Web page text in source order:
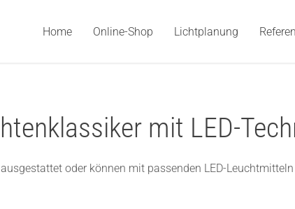
Home Online-Shop Lichtplanung
mit LED-
oder können mit passenden LED-